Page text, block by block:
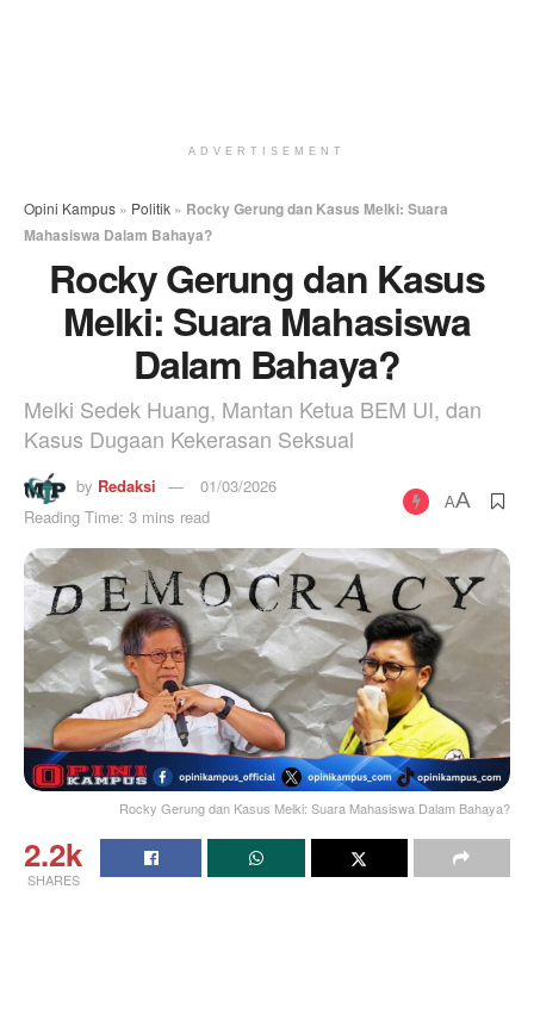
ADVERTISEMENT
Opini Kampus » Politik » Rocky Gerung dan Kasus Melki: Suara
Mahasiswa Dalam Bahaya?
Rocky Gerung dan Kasus
Melki: Suara Mahasiswa
Dalam Bahaya?
Melki Sedek Huang, Mantan Ketua BEM UI, dan
Kasus Dugaan Kekerasan Seksual
by Redaksi
01/03/2026
Reading Time: 3 mins read
AA
Rocky Gerung dan Kasus Melki: Suara Mahasiswa Dalam Bahaya?
2.2k
SHARES